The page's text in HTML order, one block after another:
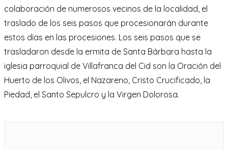
colaboración de numerosos vecinos de la localidad, el
traslado de los seis pasos que procesionarán durante
estos días en las procesiones. Los seis pasos que se
trasladaron desde la ermita de Santa Bárbara hasta la
iglesia parroquial de Villafranca del Cid son la Oración del
Huerto de los Olivos, el Nazareno, Cristo Crucificado, la
Piedad, el Santo Sepulcro y la Virgen Dolorosa.